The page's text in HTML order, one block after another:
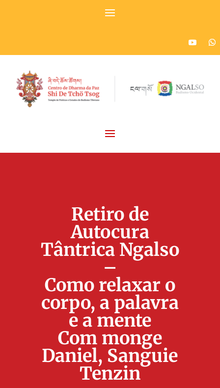
Retiro de
Autocura
Tântrica Ngalso
–
Como relaxar o
corpo, a palavra
e a mente
Com monge
Daniel, Sanguie
Tenzin